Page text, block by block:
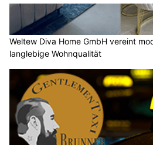
Weltew Diva Home GmbH vereint
langlebige Wohnqualität